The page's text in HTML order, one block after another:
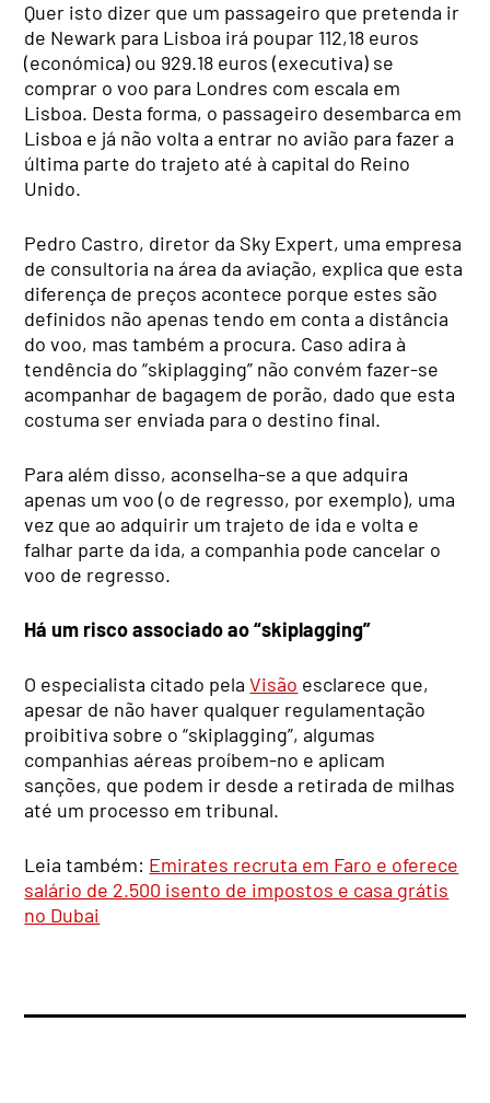
Quer isto dizer que um passageiro que pretenda ir
de Newark para Lisboa irá poupar 112,18 euros
(económica) ou 929.18 euros (executiva) se
comprar o voo para Londres com escala em
Lisboa. Desta forma, o passageiro desembarca em
Lisboa e já não volta a entrar no avião para fazer a
última parte do trajeto até à capital do Reino
Unido.
Pedro Castro, diretor da Sky Expert, uma empresa
de consultoria na área da aviação, explica que esta
diferença de preços acontece porque estes são
definidos não apenas tendo em conta a distância
do voo, mas também a procura. Caso adira à
tendência do “skiplagging” não convém fazer-se
acompanhar de bagagem de porão, dado que esta
costuma ser enviada para o destino final.
Para além disso, aconselha-se a que adquira
apenas um voo (o de regresso, por exemplo), uma
vez que ao adquirir um trajeto de ida e volta e
falhar parte da ida, a companhia pode cancelar o
voo de regresso.
Há um risco associado ao “skiplagging”
O especialista citado pelaVisão esclarece que,
apesar de não haver qualquer regulamentação
proibitiva sobre o “skiplagging”, algumas
companhias aéreas proíbem-no e aplicam
sanções, que podem ir desde a retirada de milhas
até um processo em tribunal.
Leia também: Emirates recruta em Faro e oferece
salário de 2.500 isento de impostos e casa grátis
no Dubai